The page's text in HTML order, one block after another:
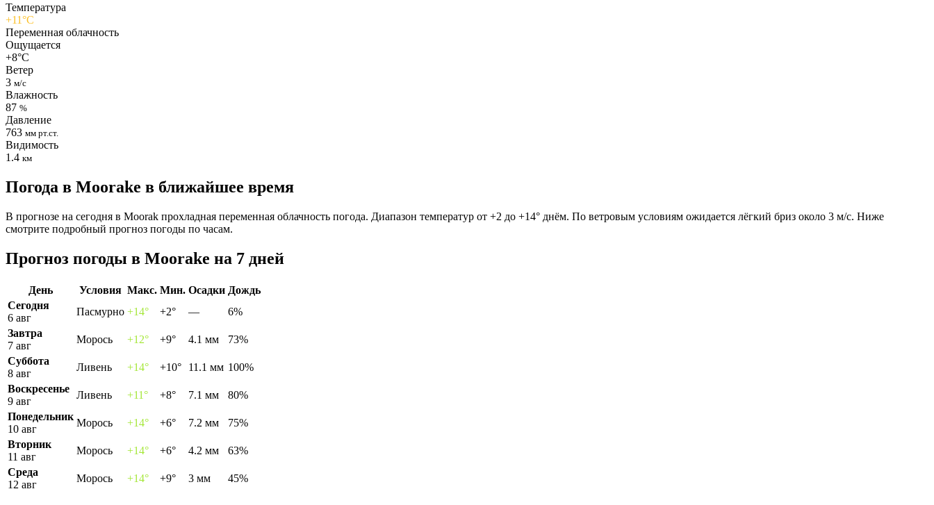
Температура
+11°C
Переменная облачность
Ощущается
+8°C
Ветер
3 м/с
Влажность
87 %
Давление
763 мм рт.ст.
Видимость
1.4 км
Погода в Moorakе в ближайшее время
В прогнозе на сегодня в Moorak прохладная переменная облачность погода. Диапазон температур от +2 до +14° днём. По ветровым условиям ожидается лёгкий бриз около 3 м/с. Ниже
смотрите подробный прогноз погоды по часам.
Прогноз погоды в Moorakе на 7 дней
День Условия Макс. Мин. Осадки Дождь
Сегодня
6 авг
Пасмурно +14° +2° —
6%
Завтра
7 авг
Морось +12° +9° 4.1 мм
73%
Суббота
8 авг
Ливень +14° +10° 11.1 мм 100%
Воскресенье
9 авг
Ливень +11° +8° 7.1 мм
80%
Понедельник
10 авг
Морось +14° +6° 7.2 мм
75%
Вторник
11 авг
Морось +14° +6° 4.2 мм
63%
Среда
12 авг
Морось +14° +9° 3 мм 45%